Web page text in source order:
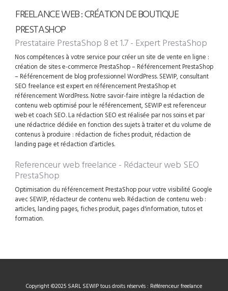
FREELANCE WEB : CRÉATION DE BOUTIQUE
PRESTASHOP
Prestataire PrestaShop 8 et 1.7 - Expert PrestaShop
Nos compétences à votre service pour créer un site de vente en ligne :
création de sites e-commerce PrestaShop – Référencement PrestaShop
– Référencement de blog professionnel WordPress. SEWIP, consultant
SEO freelance est expert en référencement PrestaShop et
référencement WordPress. Notre savoir-faire intègre la rédaction de
contenu web optimisé pour le référencement, SEWIP est referenceur
web et coach SEO. La rédaction SEO est réalisée par nos soins et par
une rédactrice dédiée en fonction des sujets à traiter et du volume de
contenus à produire : rédaction de fiches produit, rédaction de
landing page et rédaction d’articles.
Referenceur web freelance - Rédacteur web SEO
PrestaShop
Optimisation du référencement PrestaShop pour votre visibilité Google
avec SEWIP, rédacteur de contenu web. Rédaction de contenu web :
articles, landing pages, fiches produit, pages d'information, tutos et
formation.
Copyright ©2025 SARL SEWIP tous droits réservés : Référenceur freelance